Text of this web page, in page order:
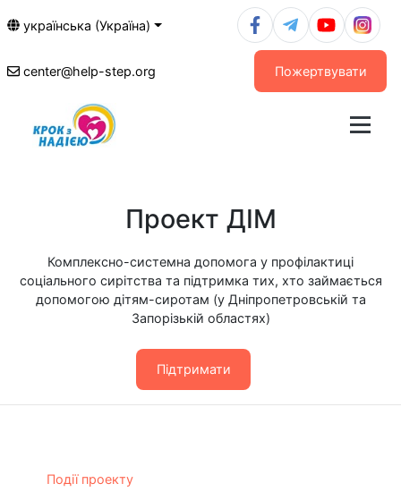
українська (Україна)
center@help-step.org Пожертвувати
Проект ДІМ
Комплексно-системна допомога у профілактиці
соціального сирітства та підтримка тих, хто займається
допомогою дітям-сиротам (у Дніпропетровській та
Запорізькій областях)
Підтримати
Події проекту